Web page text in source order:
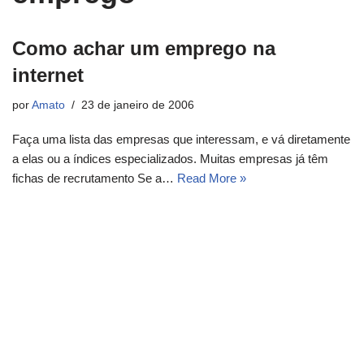
Como achar um emprego na
internet
por Amato 23 de janeiro de 2006
Faça uma lista das empresas que interessam, e vá diretamente
a elas ou a índices especializados. Muitas empresas já têm
fichas de recrutamento Se a… Read More »